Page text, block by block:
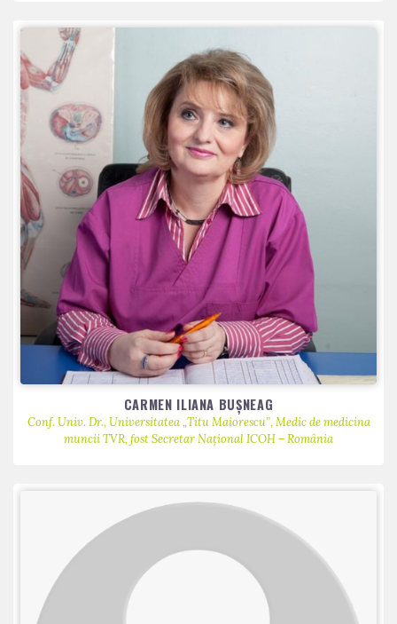
CARMEN ILIANA BUȘNEAG
Conf. Univ. Dr., Universitatea „Titu Maiorescu”, Medic de medicina
muncii TVR, fost Secretar Național ICOH – România